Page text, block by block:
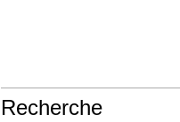
Recherche